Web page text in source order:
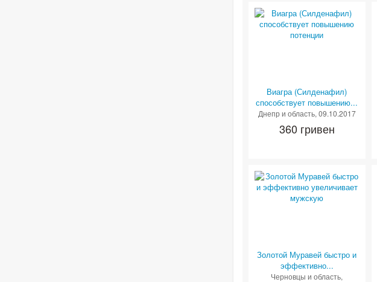
Виагра (Силденафил)
способствует повышению...
Днепр и область, 09.10.2017
360 гривен
Золотой Муравей быстро и
эффективно...
Черновцы и область,